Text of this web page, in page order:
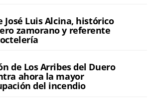
José Luis Alcina, histórico
zamorano y referente
de Los Arribes del Duero
ahora la mayor
del incendio